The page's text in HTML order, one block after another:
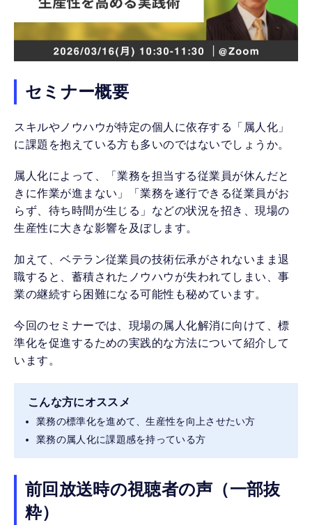
セミナー概要
スキルやノウハウが特定の個人に依存する「属人化」
に課題を抱えている方も多いのではないでしょうか。
属人化によって、「業務を担当する従業員が休んだと
きに作業が進まない」「業務を遂行できる従業員がお
らず、待ち時間が生じる」などの状況を招き、現場の
生産性に大きな影響を及ぼします。
加えて、ベテラン従業員の技術伝承がされないまま退
職すると、蓄積されたノウハウが失われてしまい、事
業の継続すら困難になる可能性も秘めています。
今回のセミナーでは、現場の属人化解消に向けて、標
準化を促進するための実践的な方法について紹介して
います。
こんな方にオススメ
業務の標準化を進めて、生産性を向上させたい方
業務の属人化に課題感を持っている方
前回放送時の視聴者の声（一部抜
粋）